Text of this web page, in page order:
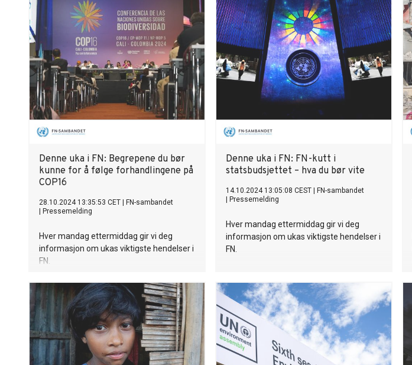
Denne uka i FN: Begrepene du bør
kunne for å følge forhandlingene på
COP16
28.10.2024 13:35:53 CET
FN-sambandet
Pressemelding
Hver mandag ettermiddag gir vi deg
informasjon om ukas viktigste hendelser i
FN.
Denne uka i FN: FN-kutt i
statsbudsjettet – hva du bør vite
14.10.2024 13:05:08 CEST
FN-sambandet
Pressemelding
Hver mandag ettermiddag gir vi deg
informasjon om ukas viktigste hendelser i
FN.